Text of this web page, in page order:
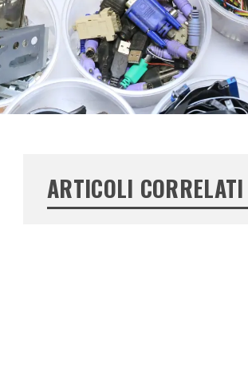
ARTICOLI CORRELATI